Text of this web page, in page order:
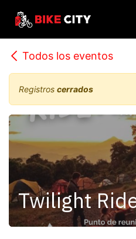
Todos los eventos
Registros cerrados
Twilight